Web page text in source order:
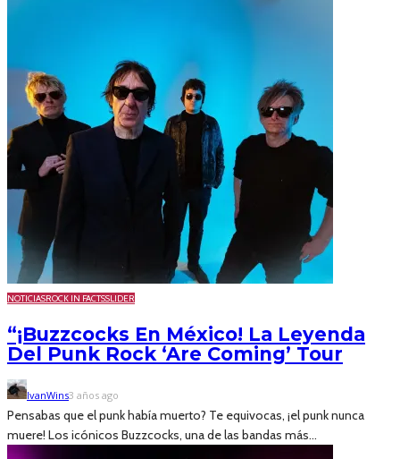
NOTICIASROCK IN FACTSSLIDER
“¡Buzzcocks En México! La Leyenda
Del Punk Rock ‘Are Coming’ Tour
IvanWins3 años ago
Pensabas que el punk había muerto? Te equivocas, ¡el punk nunca
muere! Los icónicos Buzzcocks, una de las bandas más...